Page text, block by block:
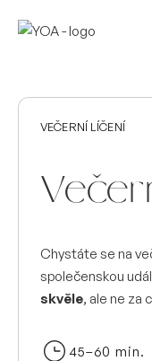
VEČERNÍ LÍČENÍ
Chystáte se na
společenskou
skvěle, ale ne za
45–60 min.